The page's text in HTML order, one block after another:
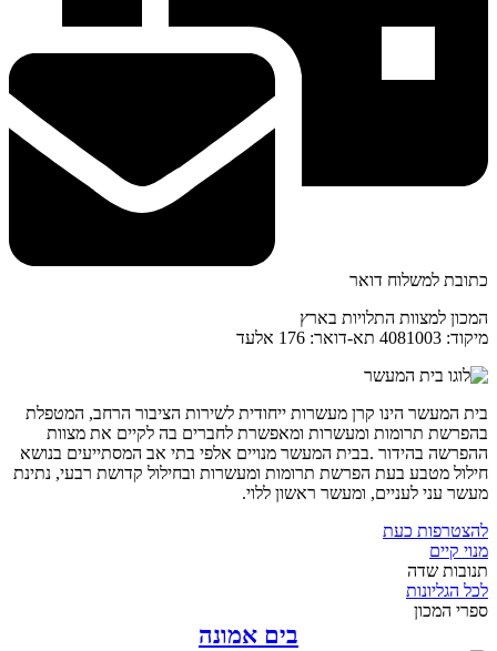
כתובת למשלוח דואר
המכון למצוות התלויות בארץ
מיקוד: 4081003 תא-דואר: 176 אלעד
בית המעשר הינו קרן מעשרות ייחודית לשירות הציבור הרחב, המטפלת
בהפרשת תרומות ומעשרות ומאפשרת לחברים בה לקיים את מצוות
ההפרשה בהידור .בבית המעשר מנויים אלפי בתי אב המסתייעים בנושא
חילול מטבע בעת הפרשת תרומות ומעשרות ובחילול קדושת רבעי, נתינת
מעשר עני לעניים, ומעשר ראשון ללוי.
להצטרפות כעת
מנוי קיים
תנובות שדה
לכל הגליונות
ספרי המכון
בים אמונה